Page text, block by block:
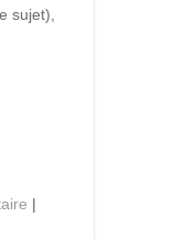
sujet),
|